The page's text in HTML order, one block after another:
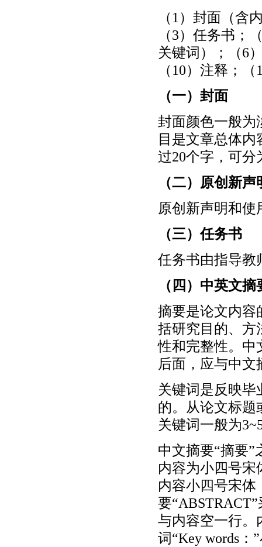
（1）封面（含
（3）任务书；
关键词）；（6
（10）注释；
（一）封面
封面颜色一般为
目是文章总体
过20个字，可分
（二）原创新
原创新声明和
（三）任务书
任务书由指导教
（四）中英文
摘要是论文内容
括研究目的、方
性和完整性。中
后面，应与中
关键词是反映
的。从论文标题
关键词一般为
中文摘要“摘要
内容为小四号宋
内容小四号宋
要
与内容空一行。
词“Key words：